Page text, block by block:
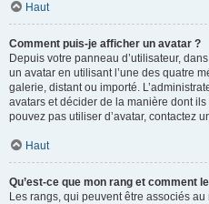
Haut
Comment puis-je afficher un avatar ?
Depuis votre panneau d’utilisateur,
un avatar en utilisant l’une des quatre
galerie, distant ou importé.
avatars et décider de la manière dont
pouvez pas utiliser d’avatar, contactez
Haut
Qu’est-ce que mon rang et comment
Les rangs, qui peuvent être associés